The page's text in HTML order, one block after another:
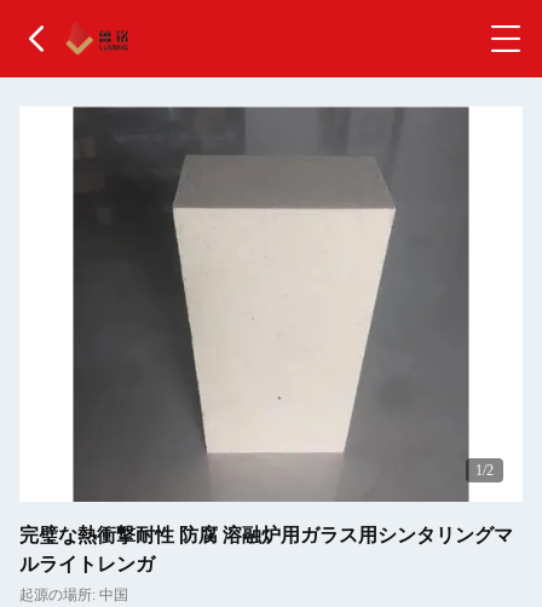
2/2
完璧な熱衝撃耐性 防腐 溶融炉用ガラス用シンタリングマ
ルライトレンガ
起源の場所: 中国